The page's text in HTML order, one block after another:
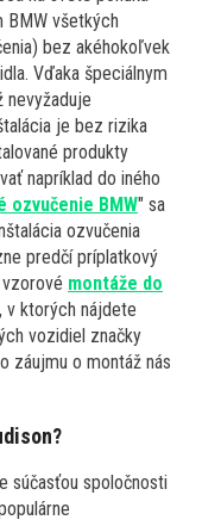
BMW všetkých
bez akéhokoľvek
Vďaka špeciálnym
nevyžaduje
je bez rizika
produkty
napríklad do iného
ozvučenie BMW" sa
ozvučenia
predčí príplatkový
montáže do
v ktorých nájdete
vozidiel značky
záujmu o montáž nás
súčasťou spoločnosti